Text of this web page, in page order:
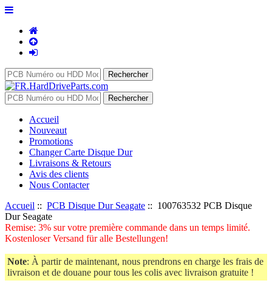
Accueil
Nouveaut
Promotions
Changer Carte Disque Dur
Livraisons & Retours
Avis des clients
Nous Contacter
Accueil :: PCB Disque Dur Seagate :: 100763532 PCB Disque
Dur Seagate
Remise: 3% sur votre première commande dans un temps limité.
Kostenloser Versand für alle Bestellungen!
Note: À partir de maintenant, nous prendrons en charge les frais de
livraison et de douane pour tous les colis avec livraison gratuite !